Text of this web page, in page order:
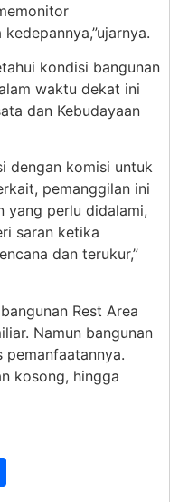
kondisi bangunan
waktu dekat ini
dan Kebudayaan
dengan komisi untuk
pemanggilan ini
yang perlu didalami,
saran ketika
dan terukur,”
Rest Area
Namun bangunan
kosong, hingga